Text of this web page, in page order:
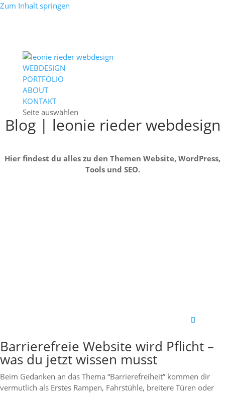
Zum Inhalt springen
WEBDESIGN
PORTFOLIO
ABOUT
KONTAKT
Seite auswählen
Blog | leonie rieder webdesign
Hier findest du alles zu den Themen Website, WordPress,
Tools und SEO.
Barrierefreie Website wird Pflicht –
was du jetzt wissen musst
Beim Gedanken an das Thema “Barrierefreiheit” kommen dir
vermutlich als Erstes Rampen, Fahrstühle, breitere Türen oder